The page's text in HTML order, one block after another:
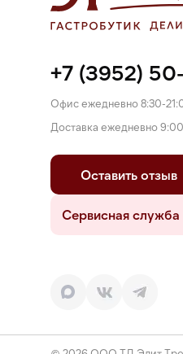
кислота лимонная.
+7 (3952)
Офис ежедневно 8:30-
Доставка ежедневно
Оставить отзыв
Сервисная служба